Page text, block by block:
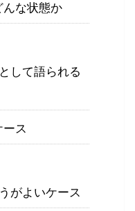
な状態か
して語られる
ス
がよいケース